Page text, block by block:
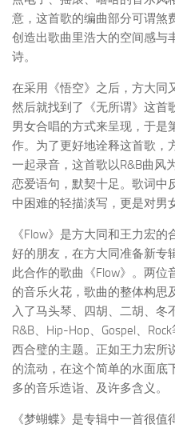
意，这首歌的编曲部分可谓煞
创造出歌曲里浩大的空间感与
诗。
在采用《悟空》之后，方大同
然后就找到了《无所谓》这首
男女合唱的方式来呈现，于是
作。为了更好地诠释这首歌，
一起录音，这首歌以R&B曲风
恋爱语句，默契十足。歌词中
中困难的轻描淡写，更是对男
《Flow》是方大同和王力宏
好的朋友，在方大同准备新专
此合作的歌曲《Flow》。两位
的音乐火花，歌曲的整体构思
入了马头琴、四胡、二胡、冬
R&B、Hip-Hop、Gospel、
西合璧的主题。正如王力宏所
的流动，在这个简单的水面底
多的音乐造诣、及许多含义。
《梦蝴蝶》是专辑中一首很